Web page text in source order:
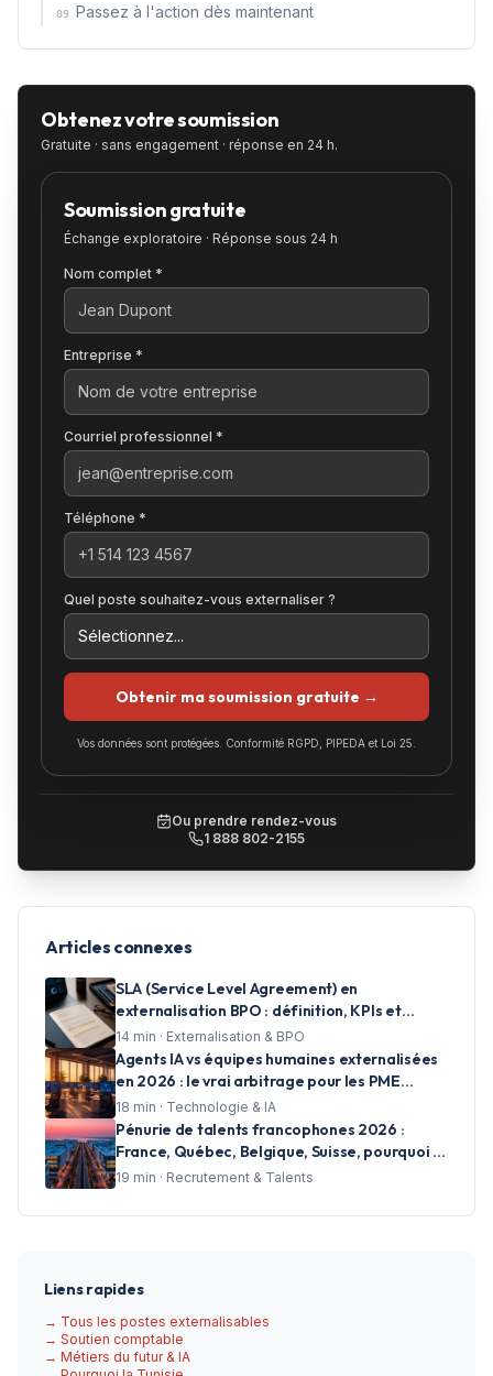
09 Passez à l'action dès maintenant
Obtenez votre soumission
Gratuite · sans engagement · réponse en 24 h.
Soumission gratuite
Échange exploratoire · Réponse sous 24 h
Nom complet *
Entreprise *
Courriel professionnel *
Téléphone *
Quel poste souhaitez-vous externaliser ?
Obtenir ma soumission gratuite →
Vos données sont protégées. Conformité RGPD, PIPEDA et Loi 25.
Ou prendre rendez-vous
1 888 802-2155
Articles connexes
SLA (Service Level Agreement) en
externalisation BPO : définition, KPIs et
clauses essentielles pour les centres d'appels
14 min · Externalisation & BPO
Agents IA vs équipes humaines externalisées
en 2026 : le vrai arbitrage pour les PME
francophones
18 min · Technologie & IA
Pénurie de talents francophones 2026 :
France, Québec, Belgique, Suisse, pourquoi la
Tunisie est devenue la seule réponse
19 min · Recrutement & Talents
Liens rapides
→ Tous les postes externalisables
→ Soutien comptable
→ Métiers du futur & IA